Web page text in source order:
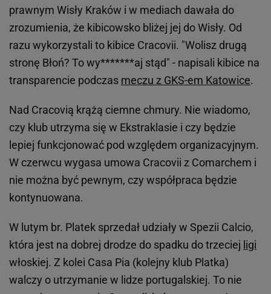
prawnym Wisły Kraków i w mediach dawała do
zrozumienia, że kibicowsko bliżej jej do Wisły. Od
razu wykorzystali to kibice Cracovii. "Wolisz drugą
stronę Błoń? To wy*******aj stąd" - napisali kibice na
transparencie podczas meczu z GKS-em Katowice.
Nad Cracovią krążą ciemne chmury. Nie wiadomo,
czy klub utrzyma się w Ekstraklasie i czy będzie
lepiej funkcjonować pod względem organizacyjnym.
W czerwcu wygasa umowa Cracovii z Comarchem i
nie można być pewnym, czy współpraca będzie
kontynuowana.
W lutym br. Platek sprzedał udziały w Spezii Calcio,
która jest na dobrej drodze do spadku do trzeciej ligi
włoskiej. Z kolei Casa Pia (kolejny klub Platka)
walczy o utrzymanie w lidze portugalskiej. To nie